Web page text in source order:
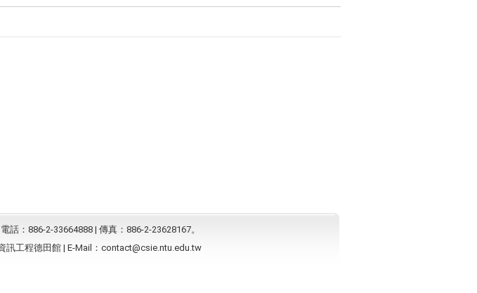
：886-2-33664888 | 傳真：886-2-23628167。
工程德田館 | E-Mail： contact@csie.ntu.edu.tw